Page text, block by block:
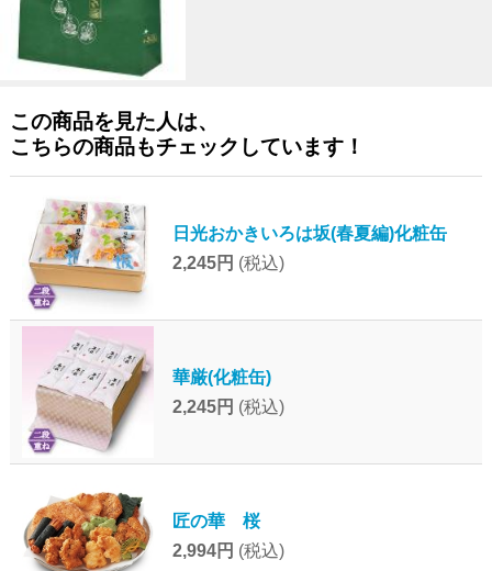
この商品を見た人は、
こちらの商品もチェックしています！
日光おかきいろは坂(春夏編)化粧缶
2,245円 (税込)
華厳(化粧缶)
2,245円 (税込)
匠の華 桜
2,994円 (税込)